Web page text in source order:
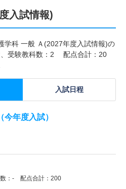
入試情報)
学科 一般 Ａ(2027年度入試情報)の
、受験教科数：2 配点合計：20
入試日程
年度入試）
：- 配点合計：200